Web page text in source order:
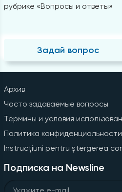
рубрике «Вопросы и ответы»
Задай вопрос
Архив
Часто задаваемые вопросы
Термины и условия
Политика конфиденциальности
Instrucțiuni pentru ștergerea
Подписка на Newsline